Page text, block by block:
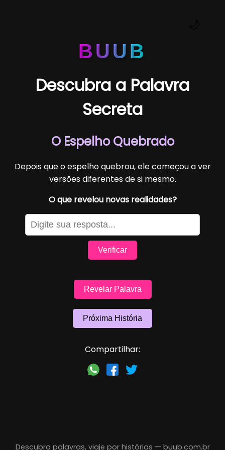
BUUB
Descubra a Palavra
Secreta
O Espelho Quebrado
Depois que o espelho quebrou, ele começou a ver
versões diferentes de si mesmo.
O que revelou novas realidades?
Verificar
Revelar Palavra
Próxima História
Compartilhar:
Descubra palavras, viaje por histórias — buub.com.br